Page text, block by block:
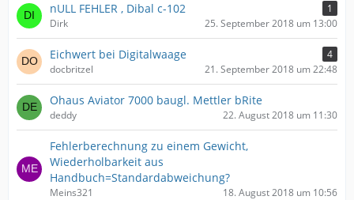
nULL FEHLER , Dibal c-102
1
Dirk
25. September 2018 um 13:00
Eichwert bei Digitalwaage
4
docbritzel
21. September 2018 um 22:48
Ohaus Aviator 7000 baugl. Mettler bRite
deddy 22. August 2018 um 11:30
Fehlerberechnung zu einem Gewicht,
Wiederholbarkeit aus
Handbuch=Standardabweichung?
Meins321 18. August 2018 um 10:56